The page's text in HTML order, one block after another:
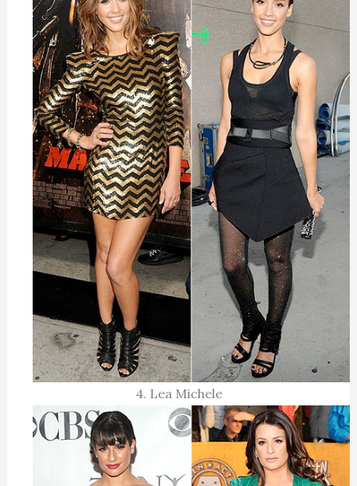
4. Lea Michele